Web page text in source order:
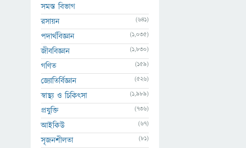
সমস্ত বিভাগ
রসায়ন
(641)
পদার্থবিজ্ঞান (1,035)
জীববিজ্ঞান (1,830)
গণিত (159)
জ্যোতির্বিজ্ঞান (526)
স্বাস্থ্য ও চিকিৎসা (1,989)
প্রযুক্তি (736)
আইকিউ (67)
সৃজনশীলতা (81)